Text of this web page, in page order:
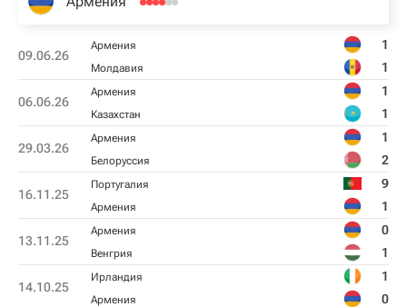
09.06.26
Армения 1
Молдавия 1
06.06.26
Армения 1
Казахстан 1
29.03.26
Армения 1
Белоруссия 2
16.11.25
Португалия 9
Армения 1
13.11.25
Армения 0
Венгрия 1
14.10.25
Ирландия 1
Армения 0